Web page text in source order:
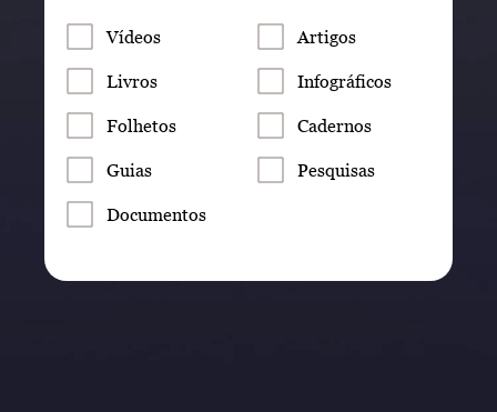
Vídeos Artigos
Livros Infográficos
Folhetos Cadernos
Guias Pesquisas
Documentos